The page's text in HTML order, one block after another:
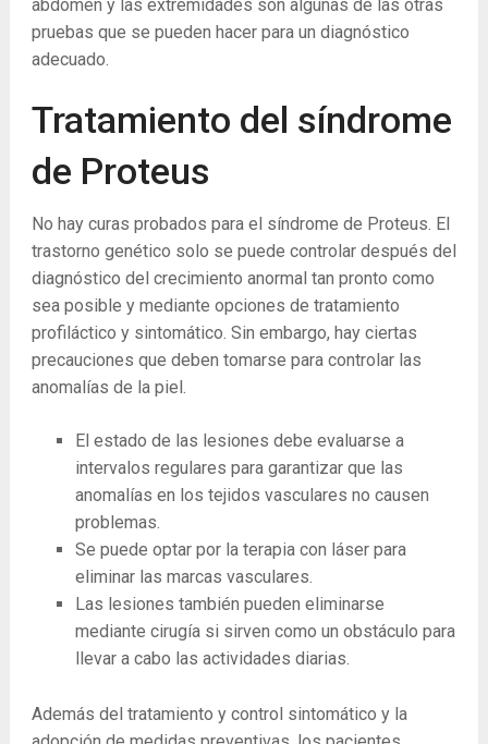
abdomen y las extremidades son algunas de las otras
pruebas que se pueden hacer para un diagnóstico
adecuado.
Tratamiento del síndrome
de Proteus
No hay curas probados para el síndrome de Proteus. El
trastorno genético solo se puede controlar después del
diagnóstico del crecimiento anormal tan pronto como
sea posible y mediante opciones de tratamiento
profiláctico y sintomático. Sin embargo, hay ciertas
precauciones que deben tomarse para controlar las
anomalías de la piel.
El estado de las lesiones debe evaluarse a
intervalos regulares para garantizar que las
anomalías en los tejidos vasculares no causen
problemas.
Se puede optar por la terapia con láser para
eliminar las marcas vasculares.
Las lesiones también pueden eliminarse
mediante cirugía si sirven como un obstáculo para
llevar a cabo las actividades diarias.
Además del tratamiento y control sintomático y la